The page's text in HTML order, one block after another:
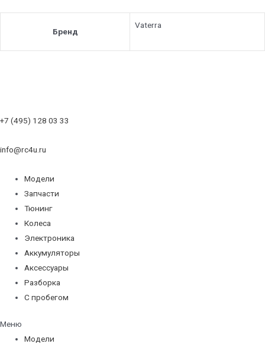
Бренд
Vaterra
+7 (495) 128 03 33
info@rc4u.ru
Модели
Запчасти
Тюнинг
Колеса
Электроника
Аккумуляторы
Аксессуары
Разборка
С пробегом
Меню
Модели